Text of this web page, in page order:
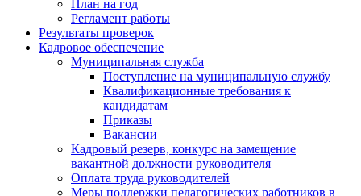
План на год
Регламент работы
Результаты проверок
Кадровое обеспечение
Муниципальная служба
Поступление на муниципальную службу
Квалификационные требования к
кандидатам
Приказы
Вакансии
Кадровый резерв, конкурс на замещение
вакантной должности руководителя
Оплата труда руководителей
Меры поддержки педагогических работников в